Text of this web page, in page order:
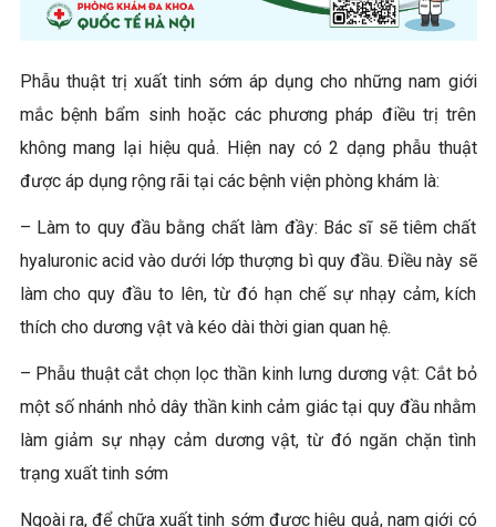
Phẫu thuật trị xuất tinh sớm áp dụng cho những nam giới
mắc bệnh bẩm sinh hoặc các phương pháp điều trị trên
không mang lại hiệu quả. Hiện nay có 2 dạng phẫu thuật
được áp dụng rộng rãi tại các bệnh viện phòng khám là:
– Làm to quy đầu bằng chất làm đầy: Bác sĩ sẽ tiêm chất
hyaluronic acid vào dưới lớp thượng bì quy đầu. Điều này sẽ
làm cho quy đầu to lên, từ đó hạn chế sự nhạy cảm, kích
thích cho dương vật và kéo dài thời gian quan hệ.
– Phẫu thuật cắt chọn lọc thần kinh lưng dương vật: Cắt bỏ
một số nhánh nhỏ dây thần kinh cảm giác tại quy đầu nhằm
làm giảm sự nhạy cảm dương vật, từ đó ngăn chặn tình
trạng xuất tinh sớm
Ngoài ra, để chữa xuất tinh sớm được hiệu quả, nam giới có